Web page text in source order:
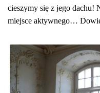
cieszymy się z jego dachu!
miejsce aktywnego…